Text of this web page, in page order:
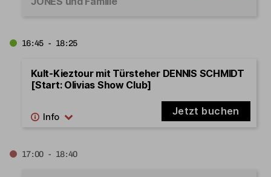
16:45 - 18:25
Kult-Kieztour mit Türsteher DENNIS SCHMIDT
[Start: Olivias Show Club]
Jetzt buchen
17:00 - 18:40